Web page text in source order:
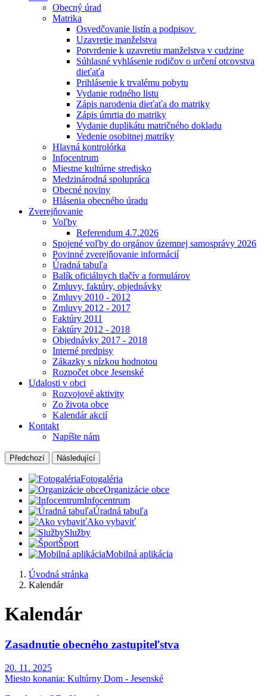
Obecný úrad
Matrika
Osvedčovanie listín a podpisov
Uzavretie manželstva
Potvrdenie k uzavretiu manželstva v cudzine
Súhlasné vyhlásenie rodičov o určení otcovstva
dieťaťa
Prihlásenie k trvalému pobytu
Vydanie rodného listu
Zápis narodenia dieťaťa do matriky
Zápis úmrtia do matriky
Vydanie duplikátu matričného dokladu
Vedenie osobitnej matriky
Hlavná kontrolórka
Infocentrum
Miestne kultúrne stredisko
Medzinárodná spolupráca
Obecné noviny
Hlásenia obecného úradu
Zverejňovanie
Voľby
Referendum 4.7.2026
Spojené voľby do orgánov územnej samosprávy 2026
Povinné zverejňovanie informácií
Úradná tabuľa
Balík oficiálnych tlačív a formulárov
Zmluvy, faktúry, objednávky
Zmluvy 2010 - 2012
Zmluvy 2012 - 2017
Faktúry 2011
Faktúry 2012 - 2018
Objednávky 2017 - 2018
Interné predpisy
Zákazky s nízkou hodnotou
Rozpočet obce Jesenské
Udalosti v obci
Rozvojové aktivity
Zo života obce
Kalendár akcií
Kontakt
Napíšte nám
Předchozí Následující
Fotogaléria
Organizácie obce
Infocentrum
Úradná tabuľa
Ako vybaviť
Služby
Šport
Mobilná aplikácia
Úvodná stránka
Kalendár
Kalendár
Zasadnutie obecného zastupiteľstva
20. 11. 2025
Miesto konania: Kultúrny Dom - Jesenské